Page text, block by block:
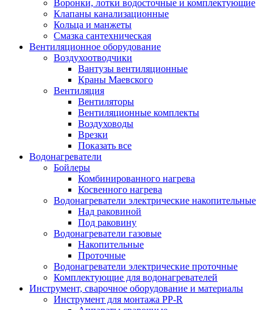
Воронки, лотки водосточные и комплектующие
Клапаны канализационные
Кольца и манжеты
Смазка сантехническая
Вентиляционное оборудование
Воздухоотводчики
Вантузы вентиляционные
Краны Маевского
Вентиляция
Вентиляторы
Вентиляционные комплекты
Воздуховоды
Врезки
Показать все
Водонагреватели
Бойлеры
Комбинированного нагрева
Косвенного нагрева
Водонагреватели электрические накопительные
Над раковиной
Под раковину
Водонагреватели газовые
Накопительные
Проточные
Водонагреватели электрические проточные
Комплектующие для водонагревателей
Инструмент, сварочное оборудование и материалы
Инструмент для монтажа PP-R